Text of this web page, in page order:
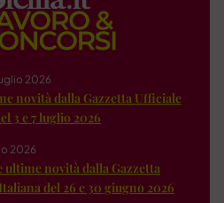
2026
novità dalla Gazzetta Ufficiale
3 e 7 luglio 2026
2026
ultime novità dalla Gazzetta
del 26 e 30 giugno 2026